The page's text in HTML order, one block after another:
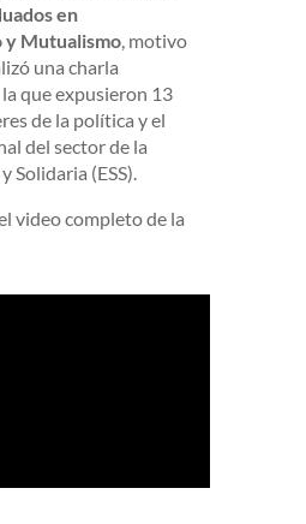
en
Mutualismo, motivo
una charla
que expusieron 13
de la política y el
del sector de la
Solidaria (ESS).
video completo de la